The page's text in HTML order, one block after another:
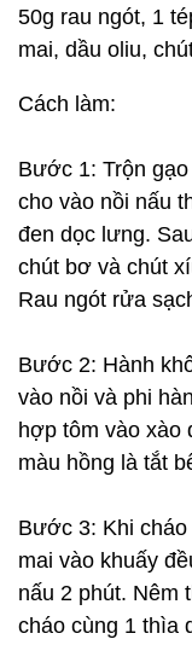
50g rau ngót, 1
mai, dầu oliu,
Cách làm:
Bước 1: Trộn
cho vào nồi nấu
đen dọc lưng.
chút bơ và chút
Rau ngót rửa
Bước 2: Hành
vào nồi và phi
hợp tôm vào xào
màu hồng là tắt
Bước 3: Khi
mai vào khuấy
nấu 2 phút. Nêm
cháo cùng 1 thìa